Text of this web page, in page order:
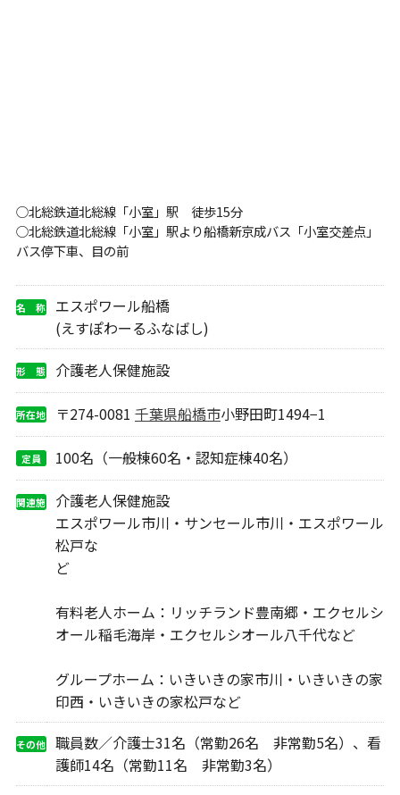
○北総鉄道北総線「小室」駅 徒歩15分
○北総鉄道北総線「小室」駅より船橋新京成バス「小室交差点」
バス停下車、目の前
名 称
エスポワール船橋
(えすぽわーるふなばし)
形 態 介護老人保健施設
所在地 〒274-0081 千葉県船橋市小野田町1494−1
定員 100名（一般棟60名・認知症棟40名）
関連施
介護老人保健施設
エスポワール市川・サンセール市川・エスポワール
松戸な
ど
有料老人ホーム：リッチランド豊南郷・エクセルシ
オール稲毛海岸・エクセルシオール八千代など
グループホーム：いきいきの家市川・いきいきの家
印西・いきいきの家松戸など
その他
職員数／介護士31名（常勤26名 非常勤5名）、看
護師14名（常勤11名 非常勤3名）